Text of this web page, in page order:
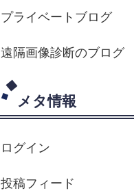
プライベートブログ
遠隔画像診断のブログ
メタ情報
ログイン
投稿フィード